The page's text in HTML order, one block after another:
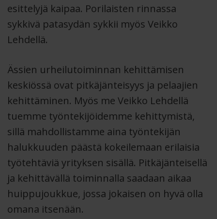
esittelyjä kaipaa. Porilaisten rinnassa
sykkivä patasydän sykkii myös Veikko
Lehdellä.
Ässien urheilutoiminnan kehittämisen
keskiössä ovat pitkäjänteisyys ja pelaajien
kehittäminen. Myös me Veikko Lehdellä
tuemme työntekijöidemme kehittymistä,
sillä mahdollistamme aina työntekijän
halukkuuden päästä kokeilemaan erilaisia
työtehtäviä yrityksen sisällä. Pitkäjänteisellä
ja kehittävällä toiminnalla saadaan aikaa
huippujoukkue, jossa jokaisen on hyvä olla
omana itsenään.